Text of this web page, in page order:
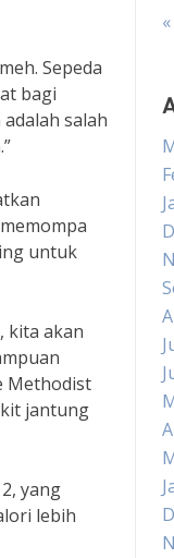
Sepeda
bagi
salah
untuk
kita akan
Methodist
jantung
yang
lebih